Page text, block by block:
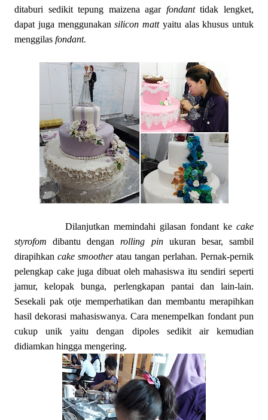
ditaburi sedikit tepung maizena agar fondanttidak lengket,
dapat juga menggunakan silicon matt yaitu alas khusus untuk
menggilas fondant.
Dilanjutkan memindahi gilasan fondant kecake
styrofom dibantu denganrolling pinukuran besar, sambil
dirapihkan cake smootheratau tangan perlahan. Pernak-pernik
pelengkap cake juga dibuat oleh mahasiswa itu sendiri seperti
jamur, kelopak bunga, perlengkapan pantai dan lain-lain.
Sesekali pak otje memperhatikan dan membantu merapihkan
hasil dekorasi mahasiswanya. Cara menempelkan fondant pun
cukup unik yaitu dengan dipoles sedikit air kemudian
didiamkan hingga mengering.